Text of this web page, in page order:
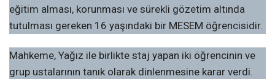
eğitim alması, korunması ve sürekli gözetim altında
tutulması gereken 16 yaşındaki bir MESEM öğrencisidir.
Mahkeme, Yağız ile birlikte staj yapan iki öğrencinin ve
grup ustalarının tanık olarak dinlenmesine karar verdi.